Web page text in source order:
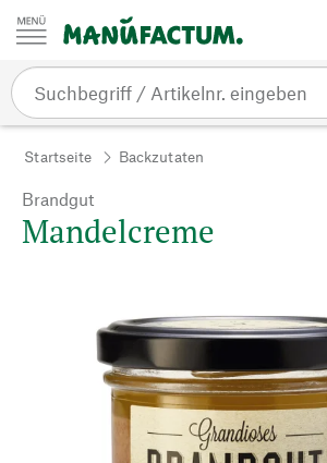
Zum Inhalt springen
Startseite Backzutaten
Brandgut
Mandelcreme